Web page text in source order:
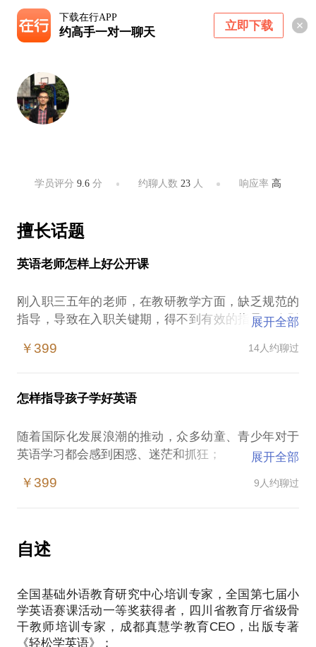
下载在行APP
约高手一对一聊天 立即下载
学员评分9.6 分 约聊人数 23人 响应率 高
擅长话题
英语老师怎样上好公开课
刚入职三五年的老师，在教研教学方面，缺乏规范的
指导，导致在入职关键期，得不到有效的指导，会影
在这样的情况下，中小学英语教师容易遭遇这些问
有英语教师资格证就能当好英语老师？
专业八级就是好的英语老师？
我拥有多年英语教学与研习经验：
全国第七届小学英语教师赛课一等奖。
全国基础外语教育研究中心培训专家。
我愿意与你分享的内容包括：
指导教师根据学情上好课。
让常态课轻松提升为高质量的公开课。
PS.在选择与我见面前，请把你的问题更具体化。毕
竟一小时的谈话只能解决一个小问题。请把你的问题
展开全部
￥399 14人约聊过
怎样指导孩子学好英语
随着国际化发展浪潮的推动，众多幼童、青少年对于
英语学习都会感到困惑、迷茫和抓狂；
一味信外教，就能学好英语？
方法的《轻松学英语》教材，帮助各年龄段学习者英
语学习轻松入门、快乐进阶，在听说读写思维等各方
曾任全国基础外语教育研究中心培训专家、四川省教
育厅省级骨干教师培训专家
，同时也是
展开全部
￥399 9人约聊过
自述
全国基础外语教育研究中心培训专家，全国第七届小
学英语赛课活动一等奖获得者，四川省教育厅省级骨
干教师培训专家，成都真慧学教育CEO，出版专著
《轻松学英语》；